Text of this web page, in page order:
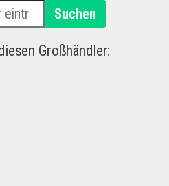
Suchen
Großhändler: